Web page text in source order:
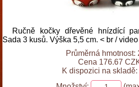
Ručně kočky dřevěné hnízdící
Sada 3 kusů. Výška 5,5 cm. < br /
Průměrná hmotnost:
Cena 176.67
K dispozici na